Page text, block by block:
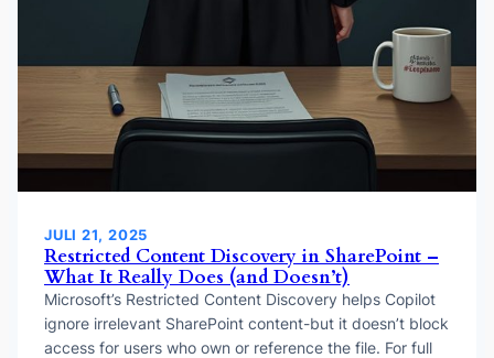
JULI 21, 2025
Restricted Content Discovery in SharePoint –
What It Really Does (and Doesn’t)
Microsoft’s Restricted Content Discovery helps Copilot
ignore irrelevant SharePoint content-but it doesn’t block
access for users who own or reference the file. For full